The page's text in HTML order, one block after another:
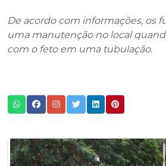
De acordo com informações, os
uma manutenção no local
com o feto em uma tubulação.